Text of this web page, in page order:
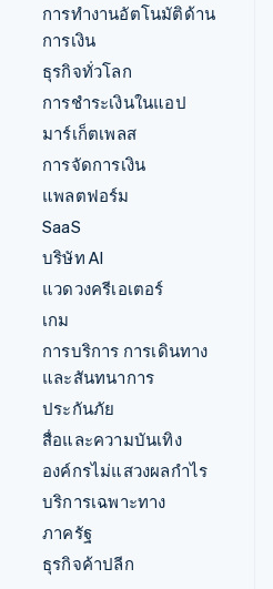
การทำงานอัตโนมัติด้าน
การเงิน
ธุรกิจทั่วโลก
การชำระเงินในแอป
มาร์เก็ตเพลส
การจัดการเงิน
แพลตฟอร์ม
SaaS
บริษัท AI
แวดวงครีเอเตอร์
เกม
การบริการ การเดินทาง
และสันทนาการ
ประกันภัย
สื่อและความบันเทิง
องค์กรไม่แสวงผลกำไร
บริการเฉพาะทาง
ภาครัฐ
ธุรกิจค้าปลีก